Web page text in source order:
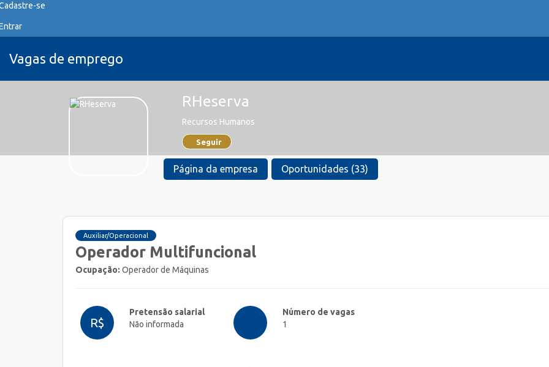
se
Vagas de emprego
RHeserva
Recursos Humanos
Seguir
Página da empresa Oportunidades (33)
Auxiliar/Operacional
Operador Multifuncional
Ocupação: Operador de Máquinas
R$
Pretensão salarial
Não informada
Número de vagas
1